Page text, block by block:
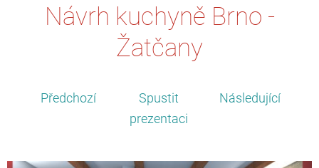
Návrh kuchyně Brno -
Žatčany
Předchozí
Spustit
prezentaci
Následující